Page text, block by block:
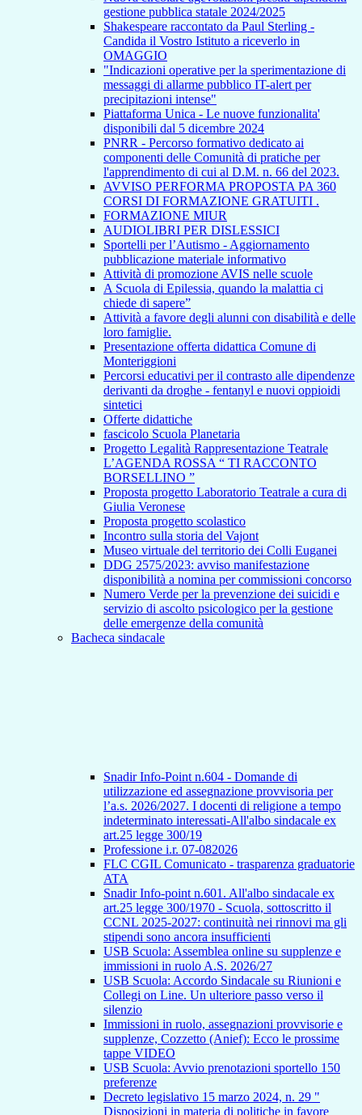
gestione pubblica statale 2024/2025
Shakespeare raccontato da Paul Sterling -
Candida il Vostro Istituto a riceverlo in
OMAGGIO
"Indicazioni operative per la sperimentazione di
messaggi di allarme pubblico IT-alert per
precipitazioni intense"
Piattaforma Unica - Le nuove funzionalita'
disponibili dal 5 dicembre 2024
PNRR - Percorso formativo dedicato ai
componenti delle Comunità di pratiche per
l'apprendimento di cui al D.M. n. 66 del 2023.
AVVISO PERFORMA PROPOSTA PA 360
CORSI DI FORMAZIONE GRATUITI .
FORMAZIONE MIUR
AUDIOLIBRI PER DISLESSICI
Sportelli per l’Autismo - Aggiornamento
pubblicazione materiale informativo
Attività di promozione AVIS nelle scuole
A Scuola di Epilessia, quando la malattia ci
chiede di sapere”
Attività a favore degli alunni con disabilità e delle
loro famiglie.
Presentazione offerta didattica Comune di
Monteriggioni
Percorsi educativi per il contrasto alle dipendenze
derivanti da droghe - fentanyl e nuovi oppioidi
sintetici
Offerte didattiche
fascicolo Scuola Planetaria
Progetto Legalità Rappresentazione Teatrale
L’AGENDA ROSSA “ TI RACCONTO
BORSELLINO ”
Proposta progetto Laboratorio Teatrale a cura di
Giulia Veronese
Proposta progetto scolastico
Incontro sulla storia del Vajont
Museo virtuale del territorio dei Colli Euganei
DDG 2575/2023: avviso manifestazione
disponibilità a nomina per commissioni concorso
Numero Verde per la prevenzione dei suicidi e
servizio di ascolto psicologico per la gestione
delle emergenze della comunità
Bacheca sindacale
Snadir Info-Point n.604 - Domande di
utilizzazione ed assegnazione provvisoria per
l’a.s. 2026/2027. I docenti di religione a tempo
indeterminato interessati-All'albo sindacale ex
art.25 legge 300/19
Professione i.r. 07-082026
FLC CGIL Comunicato - trasparenza graduatorie
ATA
Snadir Info-point n.601. All'albo sindacale ex
art.25 legge 300/1970 - Scuola, sottoscritto il
CCNL 2025-2027: continuità nei rinnovi ma gli
stipendi sono ancora insufficienti
USB Scuola: Assemblea online su supplenze e
immissioni in ruolo A.S. 2026/27
USB Scuola: Accordo Sindacale su Riunioni e
Collegi on Line. Un ulteriore passo verso il
silenzio
Immissioni in ruolo, assegnazioni provvisorie e
supplenze, Cozzetto (Anief): Ecco le prossime
tappe VIDEO
USB Scuola: Avvio prenotazioni sportello 150
preferenze
Decreto legislativo 15 marzo 2024, n. 29 "
Disposizioni in materia di politiche in favore